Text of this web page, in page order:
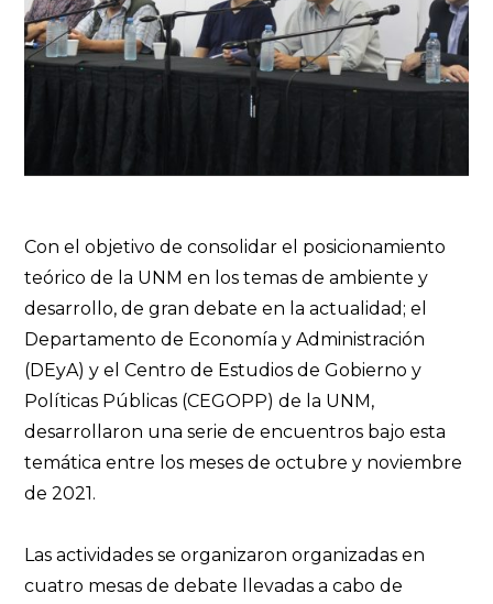
Con el objetivo de consolidar el posicionamiento
teórico de la UNM en los temas de ambiente y
desarrollo, de gran debate en la actualidad; el
Departamento de Economía y Administración
(DEyA) y el Centro de Estudios de Gobierno y
Políticas Públicas (CEGOPP) de la UNM,
desarrollaron una serie de encuentros bajo esta
temática entre los meses de octubre y noviembre
de 2021.
Las actividades se organizaron organizadas en
cuatro mesas de debate llevadas a cabo de